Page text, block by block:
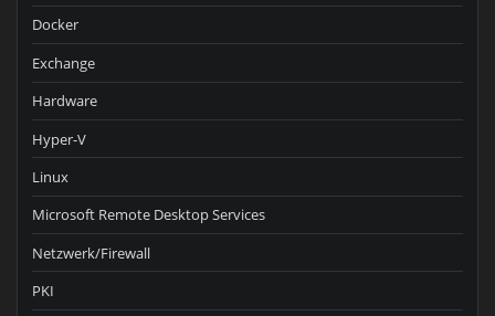
Docker
Exchange
Hardware
Hyper-V
Linux
Microsoft Remote Desktop Services
Netzwerk/Firewall
PKI